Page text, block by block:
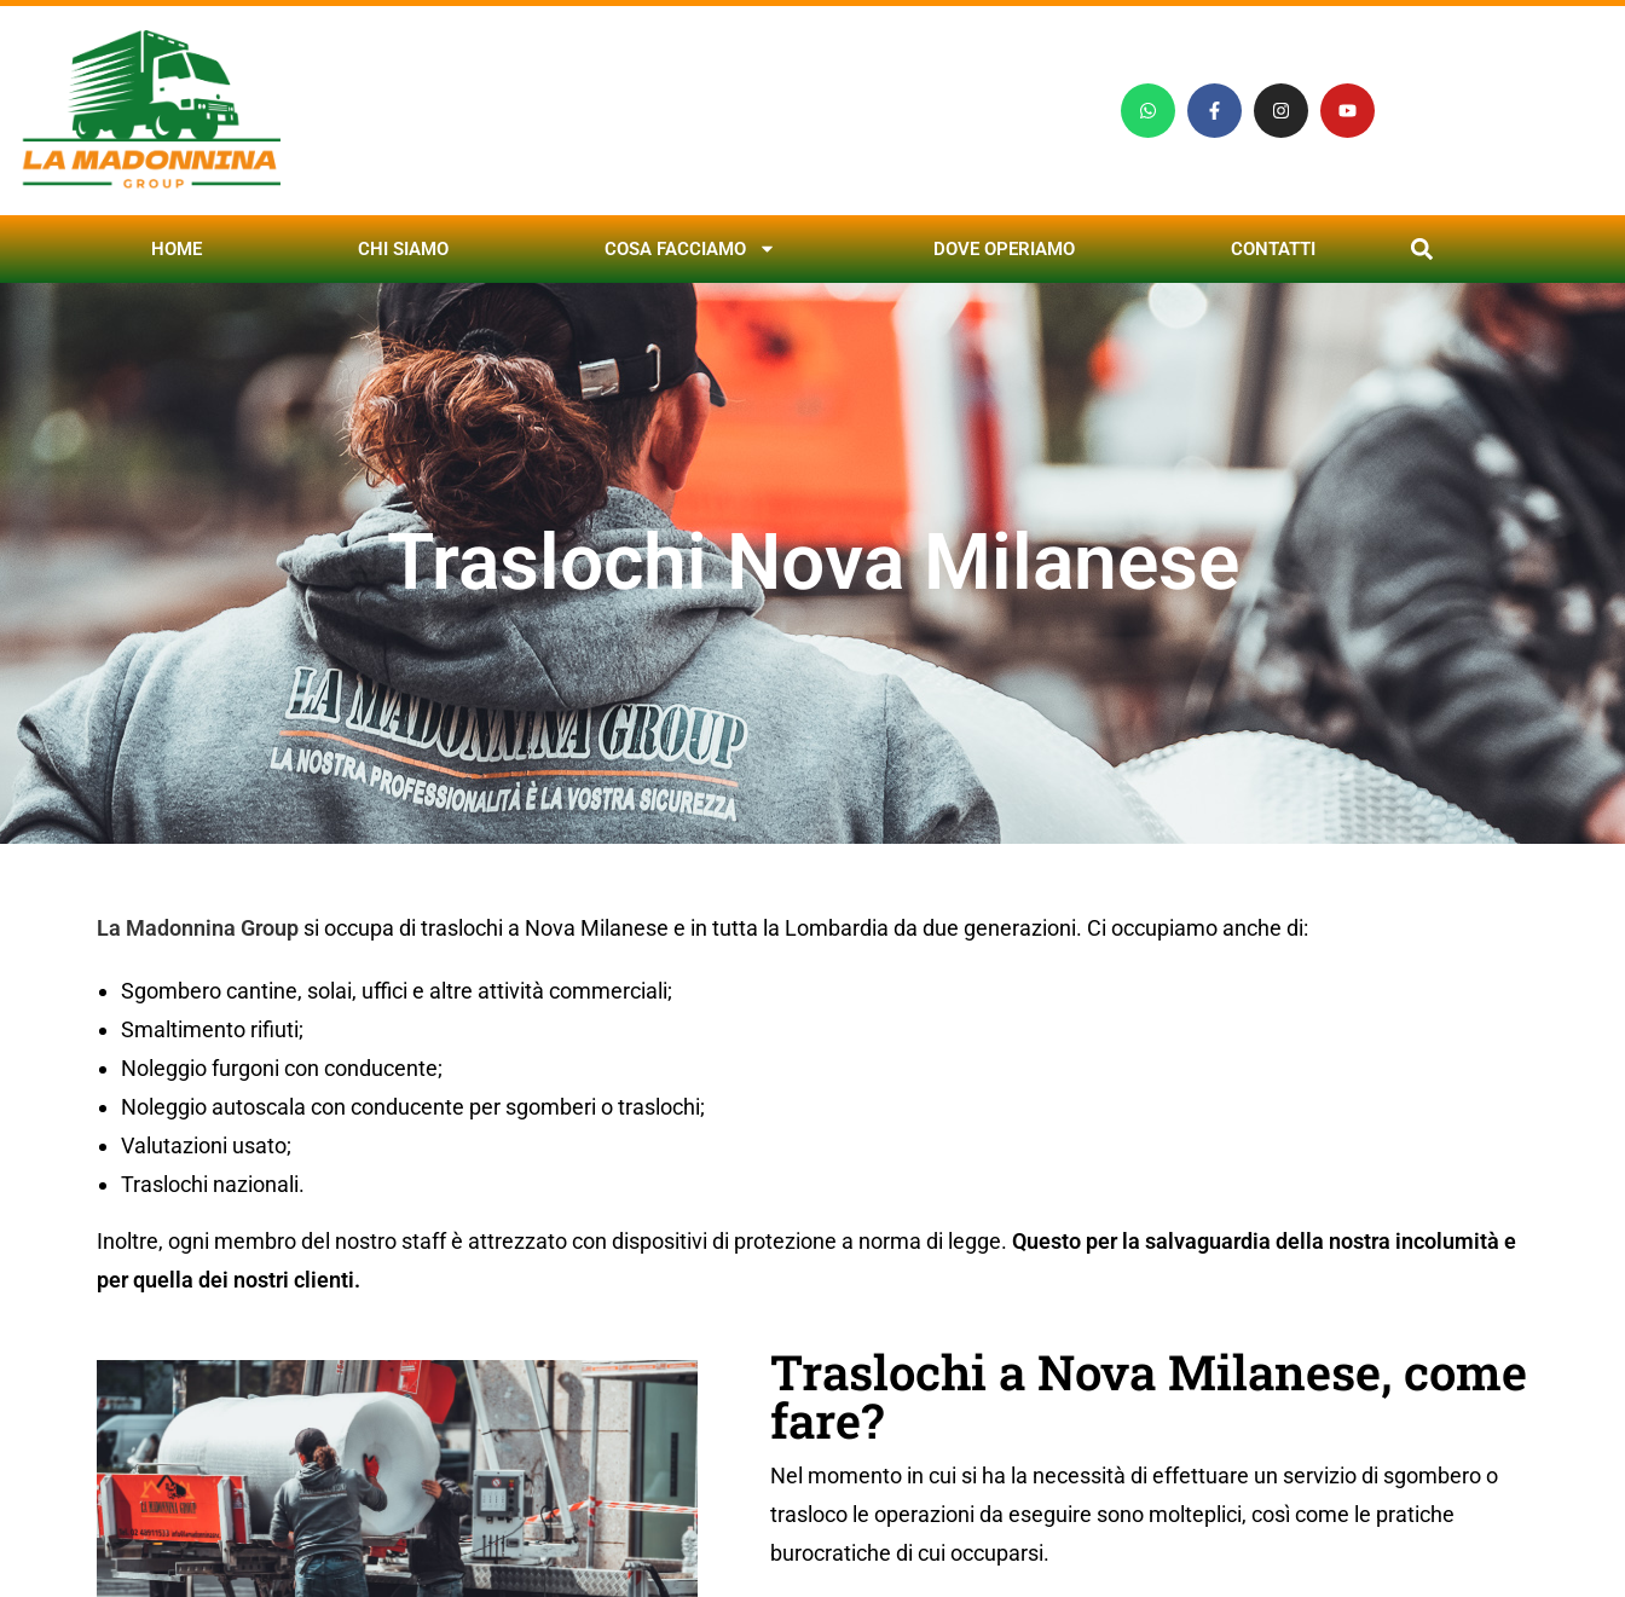
HOME CHI SIAMO COSA FACCIAMO DOVE OPERIAMO CONTATTI
Traslochi Nova Milanese
La Madonnina Group si occupa di traslochi a Nova Milanese e in tutta la Lombardia da due generazioni. Ci occupiamo anche di:
Sgombero cantine, solai, uffici e altre attività commerciali;
Smaltimento rifiuti;
Noleggio furgoni con conducente;
Noleggio autoscala con conducente per sgomberi o traslochi;
Valutazioni usato;
Traslochi nazionali.
Inoltre, ogni membro del nostro staff è attrezzato con dispositivi di protezione a norma di legge. Questo per la salvaguardia della nostra incolumità e
per quella dei nostri clienti.
Traslochi a Nova Milanese, come
fare?
Nel momento in cui si ha la necessità di effettuare un servizio di sgombero o
trasloco le operazioni da eseguire sono molteplici, così come le pratiche
burocratiche di cui occuparsi.